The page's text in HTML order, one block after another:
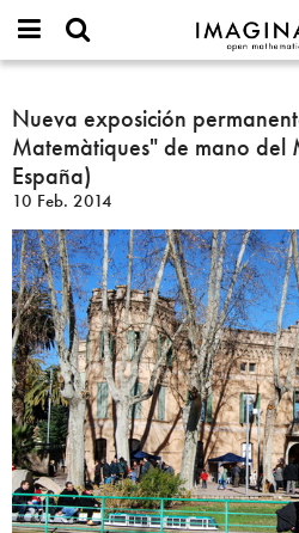
IMAGINARY
open
Türkçe
Textos
Más...
or
username
*
Contraseña
*
Crear nueva
Solicitar una
Buscar
Nueva
exposición
permanente
"Experiències
Matemàtiques"
de
mano
del
MMACA
(Barcelona,
España)
Nueva exposición
Matemàtiques" de mano del
España)
10 Feb. 2014